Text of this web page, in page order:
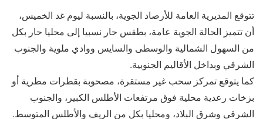
تتوقع المديرية العامة للأرصاد الجوية، بالنسبة ليوم غد الخميس،
أن تتميز الحالة الجوية عامة، بطقس حار نسبيا إلى محليا حار بكل
من السهول الشمالية والوسطى والسايس ووادي ملوية والجنوب
الشرقي وبداخل الأقاليم الجنوبية.
كما يتوقع تمركز سحب غير مستقرة، مصحوبة بقطرات مطرية أو
بزخات رعدية محلية فوق مرتفعات الأطلس الكبير، والجنوب
الشرقي وشرق البلاد، ومحليا بكل من الريف والأطلس المتوسط.